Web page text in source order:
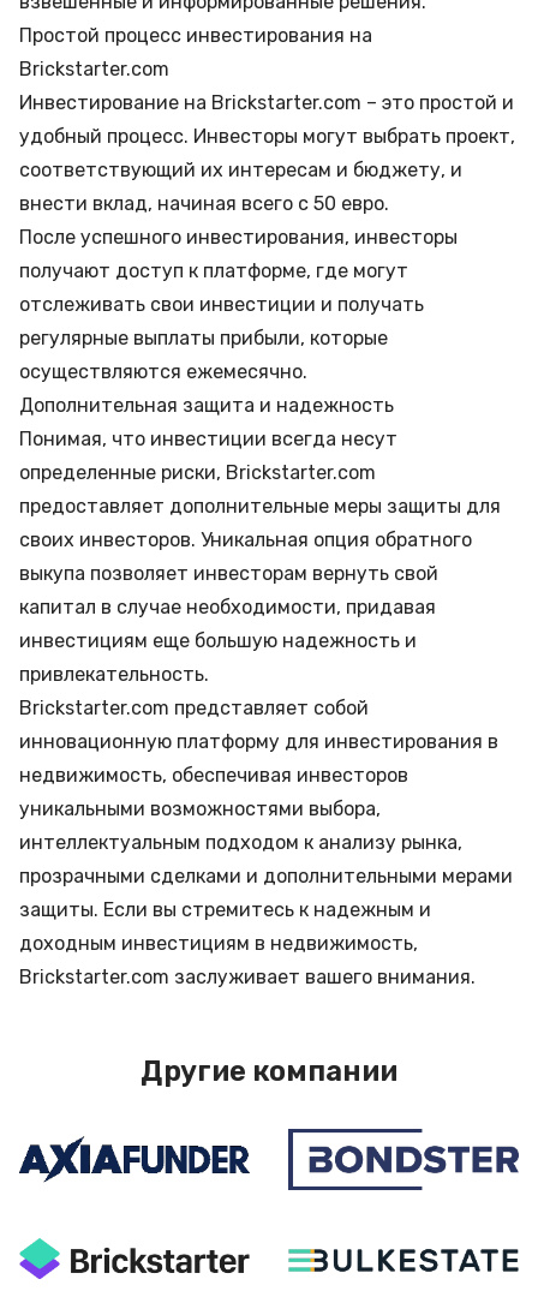
Простой процесс инвестирования на
Brickstarter.com
Инвестирование на Brickstarter.com – это простой и
удобный процесс. Инвесторы могут выбрать проект,
соответствующий их интересам и бюджету, и
внести вклад, начиная всего с 50 евро.
После успешного инвестирования, инвесторы
получают доступ к платформе, где могут
отслеживать свои инвестиции и получать
регулярные выплаты прибыли, которые
осуществляются ежемесячно.
Дополнительная защита и надежность
Понимая, что инвестиции всегда несут
определенные риски, Brickstarter.com
предоставляет дополнительные меры защиты для
своих инвесторов. Уникальная опция обратного
выкупа позволяет инвесторам вернуть свой
капитал в случае необходимости, придавая
инвестициям еще большую надежность и
привлекательность.
Brickstarter.com представляет собой
инновационную платформу для инвестирования в
недвижимость, обеспечивая инвесторов
уникальными возможностями выбора,
интеллектуальным подходом к анализу рынка,
прозрачными сделками и дополнительными мерами
защиты. Если вы стремитесь к надежным и
доходным инвестициям в недвижимость,
Brickstarter.com заслуживает вашего внимания.
Другие компании